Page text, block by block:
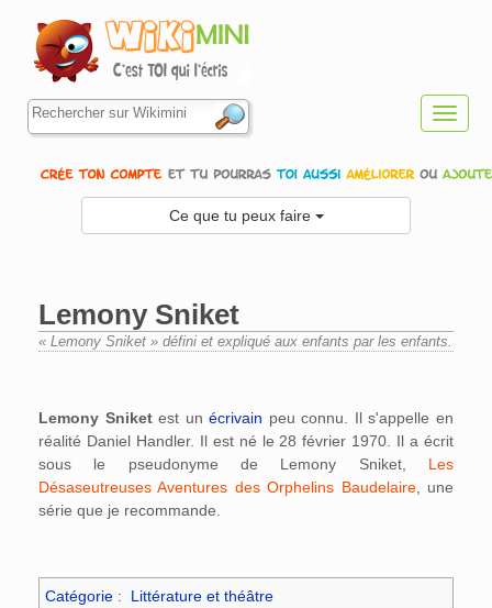
Ce que tu peux faire
Lemony Sniket
« Lemony Sniket » défini et expliqué aux enfants par les enfants.
Lemony Sniketest unécrivain peu connu. Il s'appelle en
réalité Daniel Handler. Il est né le 28 février 1970. Il a écrit
sous le pseudonyme de Lemony Sniket, Les
Désaseutreuses Aventures des Orphelins Baudelaire, une
série que je recommande.
Catégorie : Littérature et théâtre